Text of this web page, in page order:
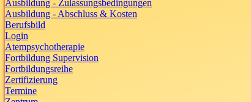
Ausbildung - Zulassungsbedingungen
Ausbildung - Abschluss & Kosten
Berufsbild
Login
Atempsychotherapie
Fortbildung Supervision
Fortbildungsreihe
Zertifizierung
Termine